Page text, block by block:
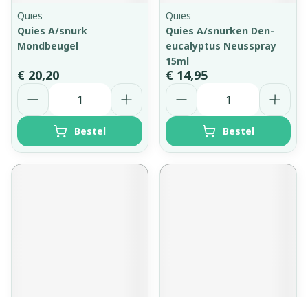
Quies
Quies A/snurk
Mondbeugel
€ 20,20
Aantal
Bestel
Quies
Quies A/snurken Den-
eucalyptus Neusspray
15ml
€ 14,95
Aantal
Bestel